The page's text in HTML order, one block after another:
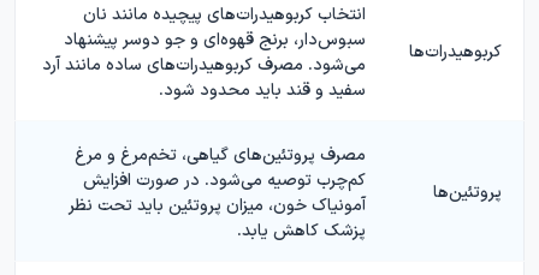
کربوهیدرات‌ها
انتخاب کربوهیدرات‌های پیچیده مانند نان
سبوس‌دار، برنج قهوه‌ای و جو دوسر پیشنهاد
می‌شود. مصرف کربوهیدرات‌های ساده مانند آرد
سفید و قند باید محدود شود.
پروتئین‌ها
مصرف پروتئین‌های گیاهی، تخم‌مرغ و مرغ
کم‌چرب توصیه می‌شود. در صورت افزایش
آمونیاک خون، میزان پروتئین باید تحت نظر
پزشک کاهش یابد.